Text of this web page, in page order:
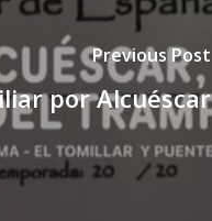
Previous Post
por Alcuéscar